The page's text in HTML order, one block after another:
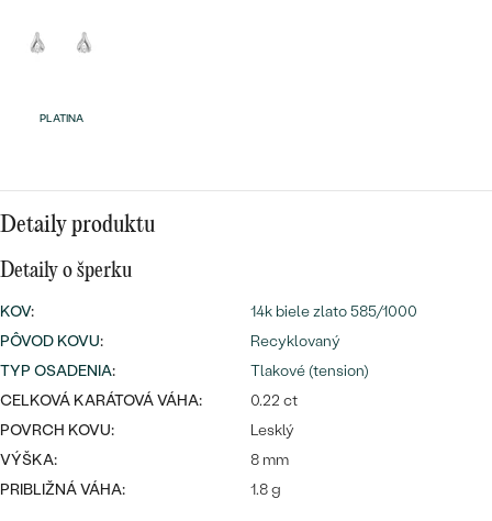
Wave kolekcia
PODĽA TVARU DRAHOKAMU
náušnice
Personalizované
prívesky
Najpredávanejšie
prstene
PLATINA
Detaily produktu
Detaily o šperku
KOV:
14k biele zlato 585/1000
PÔVOD KOVU:
Recyklovaný
TYP OSADENIA:
Tlakové (tension)
CELKOVÁ KARÁTOVÁ VÁHA:
0.22 ct
POVRCH KOVU:
Lesklý
VÝŠKA:
8 mm
PRIBLIŽNÁ VÁHA:
1.8 g